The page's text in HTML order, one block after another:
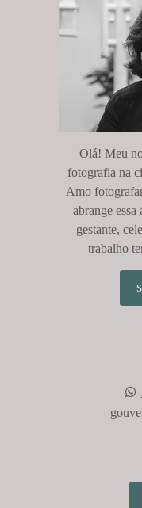
Olá! Meu
fotografia na
Amo
abrange essa
gestante,
trabalho